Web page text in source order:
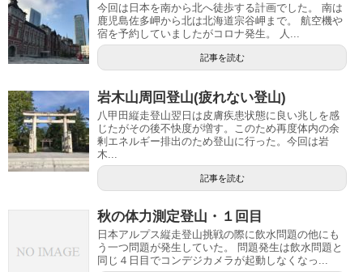
今回は日本を南から北へ徒歩する計画でした。 南は
鹿児島佐多岬から北は北海道宗谷岬まで。 航空機や
宿を予約していましたがコロナ発生。 人...
記事を読む
岩木山周回登山(疲れない登山)
八甲田縦走登山翌日は皮膚疾患状態に良い兆しを感
じたがその後不快度が増す。このため再度体内の余
剰エネルギー排出のため登山に行った。今回は岩
木...
記事を読む
秋の体力測定登山・１回目
日本アルプス縦走登山挑戦の際に飲水問題の他にも
う一つ問題が発生していた。 問題発生は飲水問題と
同じ４日目でコンデジカメラが起動しなくなっ...